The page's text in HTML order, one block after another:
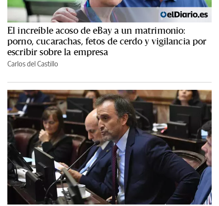
El increíble acoso de eBay a un matrimonio:
porno, cucarachas, fetos de cerdo y vigilancia por
escribir sobre la empresa
Carlos del Castillo